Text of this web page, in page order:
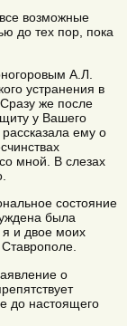
возможные
до тех пор, пока
А.Л.
устранения в
же после
у Вашего
ему о
мной. В слезах
состояние
была
я и двое моих
о
до настоящего